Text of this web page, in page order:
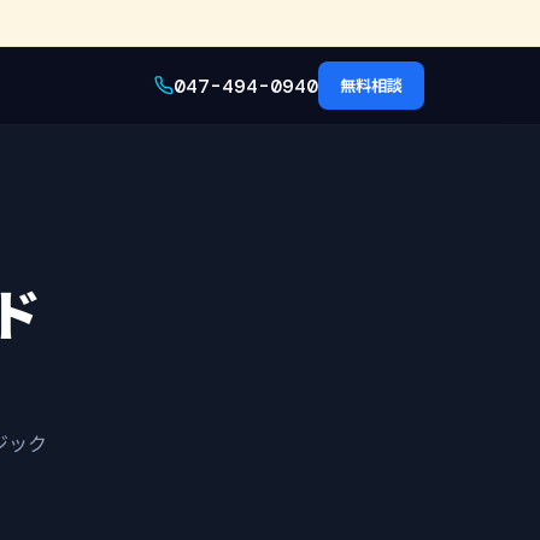
047-494-0940 無料相談
ック